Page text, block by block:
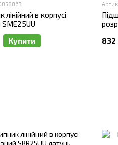
лінійний в корпусі
SME25UU
Купити
832